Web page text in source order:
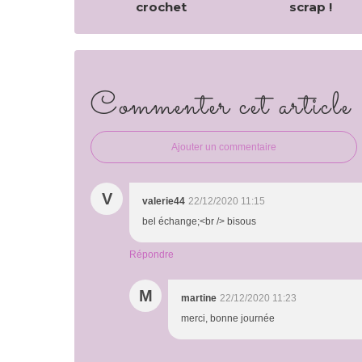
crochet
scrap !
Commenter cet article
Ajouter un commentaire
V valerie44 22/12/2020 11:15
bel échange;<br /> bisous
Répondre
M martine 22/12/2020 11:23
merci, bonne journée